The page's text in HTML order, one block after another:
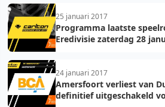
25 januari 2017
Programma laatste
Eredivisie zaterdag 28
24 januari 2017
Amersfoort verliest van
definitief uitgeschakeld